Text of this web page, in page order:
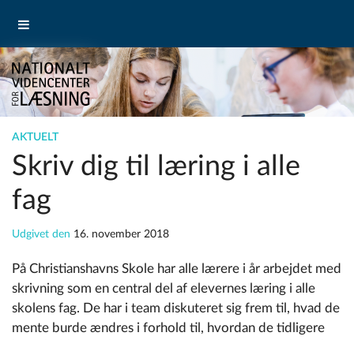
AKTUELT
Skriv dig til læring i alle
fag
Udgivet den 16. november 2018
På Christianshavns Skole har alle lærere i år arbejdet med
skrivning som en central del af elevernes læring i alle
skolens fag. De har i team diskuteret sig frem til, hvad de
mente burde ændres i forhold til, hvordan de tidligere